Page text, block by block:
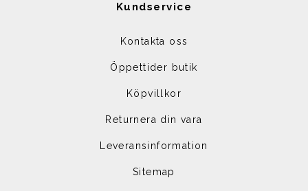
Kundservice
Kontakta oss
Öppettider butik
Köpvillkor
Returnera din vara
Leveransinformation
Sitemap